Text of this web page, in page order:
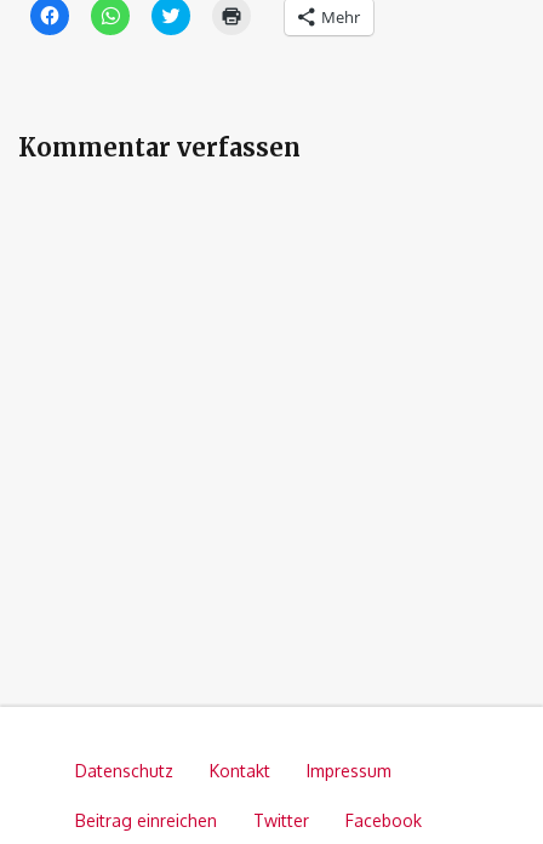
Klick,
um
neuem
Fenster
Klicken,
um
neuem
Fenster
Klick,
um
neuem
Fenster
Ausdrucken
Mehr
Kommentar verfassen
Datenschutz Kontakt Impressum
Beitrag einreichen Twitter Facebook